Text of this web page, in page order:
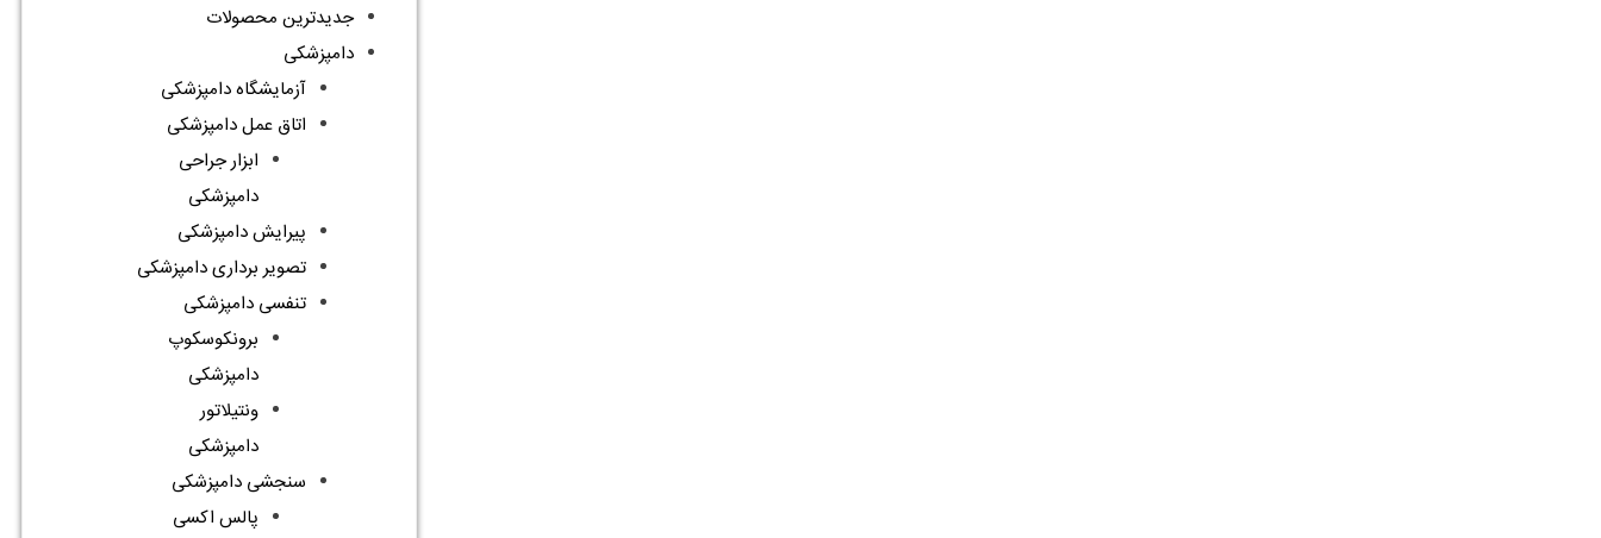
جدیدترین محصولات
دامپزشکی
آزمایشگاه دامپزشکی
اتاق عمل دامپزشکی
ابزار جراحی
دامپزشکی
پیرایش دامپزشکی
تصویر برداری دامپزشکی
تنفسی دامپزشکی
برونکوسکوپ
دامپزشکی
ونتیلاتور
دامپزشکی
سنجشی دامپزشکی
پالس اکسی